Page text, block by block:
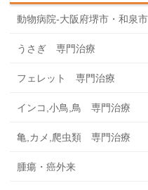
動物病院-大阪府堺市・和泉
うさぎ 専門治療
フェレット 専門治療
インコ,小鳥,鳥 専門治療
亀,カメ,爬虫類 専門治療
腫瘍・癌外来